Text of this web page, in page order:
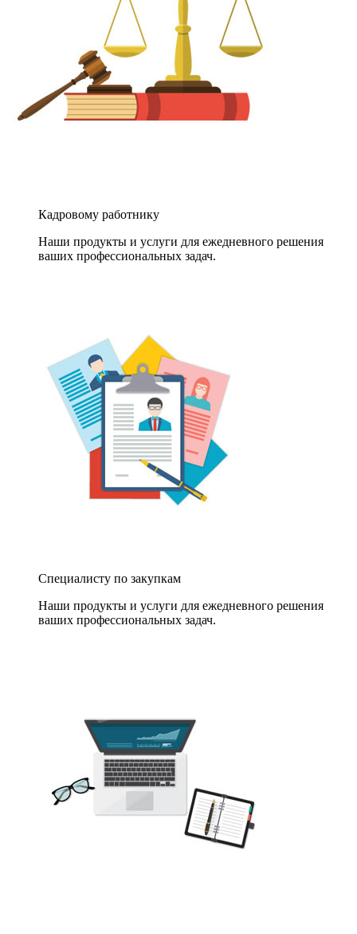
Кадровому работнику
Наши продукты и услуги для ежедневного решения
ваших профессиональных задач.
Специалисту по закупкам
Наши продукты и услуги для ежедневного решения
ваших профессиональных задач.